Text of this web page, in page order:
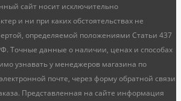
сайт носит исключительно
и ни при каких обстоятельствах не
определяемой положениями Статьи 437
Точные данные о наличии, ценах и способах
узнавать у менеджеров магазина по
почте, через форму обратной связи
Представленная на сайте информация